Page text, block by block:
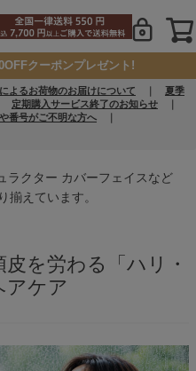
クーポンプレゼント!
よるお荷物のお届けについて
夏季
定期購入サービス終了のお知らせ
番号がご不明な方へ
ラクター カバーフェイスなど
揃えています。
を労わる「ハリ・
アケア